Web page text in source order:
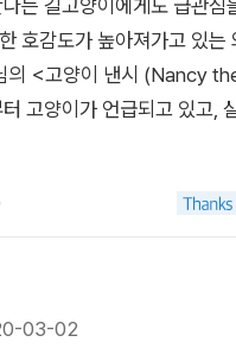
는 길고양이에게도 급관심
호감도가 높아져가고 있는
의 <고양이 낸시 (Nancy
고양이가 언급되고 있고,
가지고 책에 접근할 수 있
나누고 싶은 마음도 컸었다.
도 이야기 전반에 깔려 있는
따뜻한 시선과 진심이 느껴
미 하루키의 에세이집 <장
인으로 잘 알려져 있는 하루
03-02